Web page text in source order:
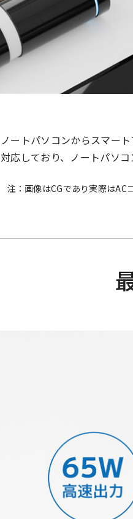
ノートパソコンからスマー
対応しており、ノートパソ
注：画像はCGであり実際は